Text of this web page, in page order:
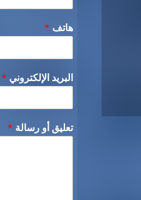
هاتف *
البريد الإلكتروني *
تعليق أو رسالة *